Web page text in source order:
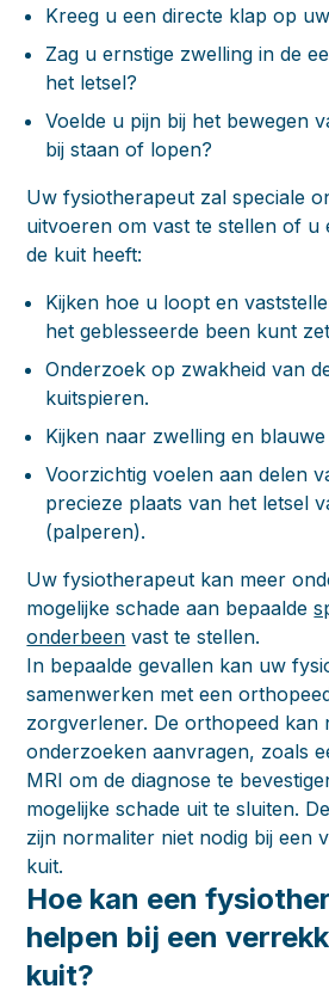
Kreeg u een directe klap op
Zag u ernstige zwelling in de
het letsel?
Voelde u pijn bij het bewegen
bij staan of lopen?
Uw fysiotherapeut zal speciale
uitvoeren om vast te stellen of u
de kuit heeft:
Kijken hoe u loopt en
het geblesseerde been kunt
Onderzoek op zwakheid van
kuitspieren.
Kijken naar zwelling en
Voorzichtig voelen aan delen
precieze plaats van het letsel
(palperen).
Uw fysiotherapeut kan meer
mogelijke schade aan bepaalde
onderbeen vast te stellen.
In bepaalde gevallen kan uw
samenwerken met een
zorgverlener. De orthopeed kan
onderzoeken aanvragen, zoals
MRI om de diagnose te
mogelijke schade uit te sluiten.
zijn normaliter niet nodig bij een
kuit.
Hoe kan een
helpen bij een
kuit?